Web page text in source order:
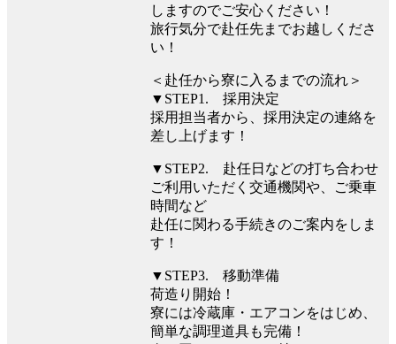
しますのでご安心ください！
旅行気分で赴任先までお越しくださ
い！
＜赴任から寮に入るまでの流れ＞
▼STEP1. 採用決定
採用担当者から、採用決定の連絡を
差し上げます！
▼STEP2. 赴任日などの打ち合わせ
ご利用いただく交通機関や、ご乗車
時間など
赴任に関わる手続きのご案内をしま
す！
▼STEP3. 移動準備
荷造り開始！
寮には冷蔵庫・エアコンをはじめ、
簡単な調理道具も完備！